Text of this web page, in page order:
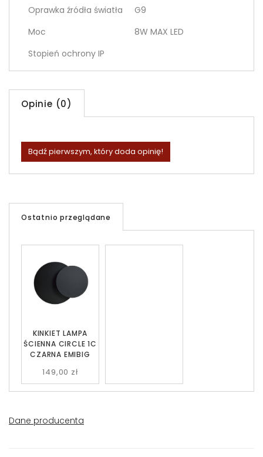
Oprawka źródła światła
G9
Moc
8W MAX LED
Stopień ochrony IP
Opinie (0)
Bądź pierwszym, który doda opinię!
Ostatnio przeglądane
KINKIET LAMPA
ŚCIENNA CIRCLE 1C
CZARNA EMIBIG
149,00 zł
Dane producenta